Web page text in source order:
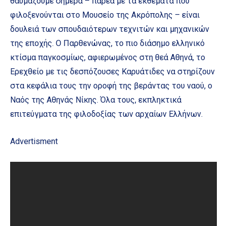
φιλοξενούνται στο Μουσείο της Ακρόπολης – είναι
δουλειά των σπουδαιότερων τεχνιτών και μηχανικών
της εποχής. Ο Παρθενώνας, το πιο διάσημο ελληνικό
κτίσμα παγκοσμίως, αφιερωμένος στη θεά Αθηνά, το
Ερεχθείο με τις δεσπόζουσες Καρυάτιδες να στηρίζουν
στα κεφάλια τους την οροφή της βεράντας του ναού, ο
Ναός της Αθηνάς Νίκης. Όλα τους, εκπληκτικά
επιτεύγματα της φιλοδοξίας των αρχαίων Ελλήνων.
Advertisment